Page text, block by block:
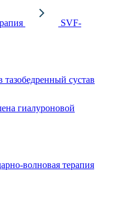
SVF-
сустав
гиалуроновой
волновая терапия